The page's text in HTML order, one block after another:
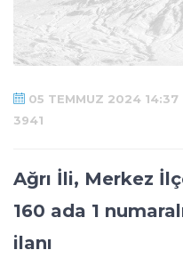
05 TEMMUZ 2024 14:37
3941
Ağrı İli, Merkez
160 ada 1
ilanı